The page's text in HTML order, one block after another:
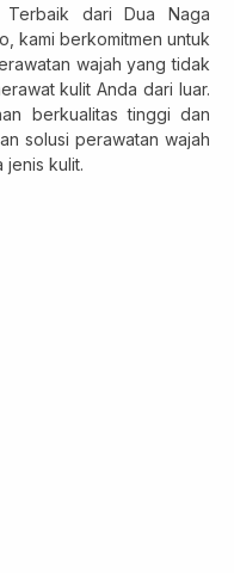
Terbaik dari Dua Naga
kami berkomitmen untuk
wajah yang tidak
kulit Anda dari luar.
berkualitas tinggi dan
solusi perawatan wajah
jenis kulit.